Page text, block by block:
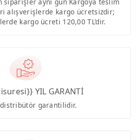
alışverişlerde kargo ücretsizdir;
kargo ücreti 120,00 TL’dir.
YIL GARANTİ
garantilidir.